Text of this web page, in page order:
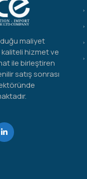
maliyet
hizmet ve
ile birleştiren
satış sonrası